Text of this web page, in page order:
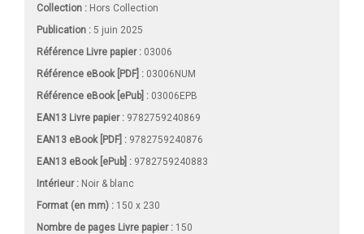
Collection : Hors Collection
Publication : 5 juin 2025
Référence Livre papier : 03006
Référence eBook [PDF] : 03006NUM
Référence eBook [ePub] : 03006EPB
EAN13 Livre papier : 9782759240869
EAN13 eBook [PDF] : 9782759240876
EAN13 eBook [ePub] : 9782759240883
Intérieur : Noir & blanc
Format (en mm) : 150 x 230
Nombre de pages Livre papier: 150